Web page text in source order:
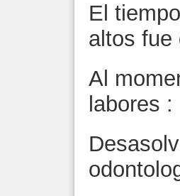
El
altos fue
Al
labores :